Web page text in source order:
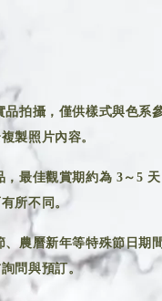
品拍攝，僅供樣式與色系
製照片內容。
，最佳觀賞期約為 3～5
所不同。
、農曆新年等特殊節日期
問與預訂。